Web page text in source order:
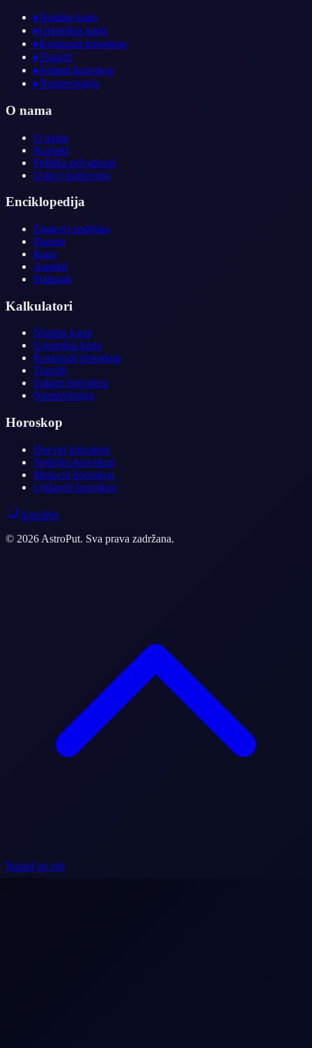
▸Natalna karta
▸Uporedna karta
▸Kompozit horoskop
▸Tranziti
▸Solarni horoskop
▸Numerologija
O nama
O nama
Kontakt
Politika privatnosti
Uslovi koriscenja
Enciklopedija
Znakovi zodijaka
Planete
Kuce
Aspekti
Podznak
Kalkulatori
Natalna karta
Uporedna karta
Kompozit horoskop
Tranziti
Solarni horoskop
Numerologija
Horoskop
Dnevni horoskop
Nedeljni horoskop
Mesecni horoskop
Ljubavni horoskop
AstroPut
© 2026 AstroPut. Sva prava zadržana.
Nazad na vrh